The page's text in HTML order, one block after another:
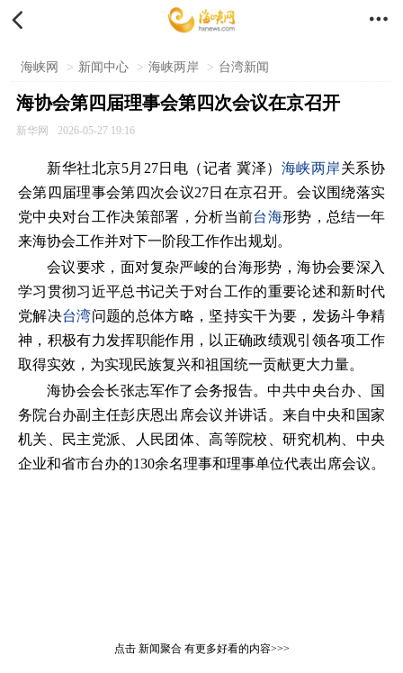
 
海峡网 > 新闻中心 > 海峡两岸 > 台湾新闻
海协会第四届理事会第四次会议在京召开
新华网 2026-05-27 19:16
新华社北京5月27日电（记者 冀泽） 海峡两岸关系协
会第四届理事会第四次会议27日在京召开。会议围绕落实
党中央对台工作决策部署，分析当前台海形势，总结一年
来海协会工作并对下一阶段工作作出规划。
会议要求，面对复杂严峻的台海形势，海协会要深入
学习贯彻习近平总书记关于对台工作的重要论述和新时代
党解决台湾问题的总体方略，坚持实干为要，发扬斗争精
神，积极有力发挥职能作用，以正确政绩观引领各项工作
取得实效，为实现民族复兴和祖国统一贡献更大力量。
海协会会长张志军作了会务报告。中共中央台办、国
务院台办副主任彭庆恩出席会议并讲话。来自中央和国家
机关、民主党派、人民团体、高等院校、研究机构、中央
企业和省市台办的130余名理事和理事单位代表出席会议。
点击 新闻聚合有更多好看的内容>>>